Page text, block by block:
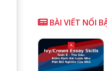
BÀI VIẾT NỔI